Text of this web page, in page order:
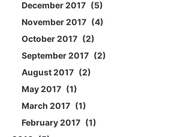
December 2017
5
November 2017
4
October 2017
2
September 2017
2
August 2017
2
May 2017
1
March 2017
1
February 2017
1